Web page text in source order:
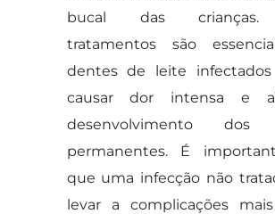
bucal das crianças.
tratamentos são
dentes de leite
causar dor intensa e
desenvolvimento dos
permanentes. É
que uma infecção não
levar a complicações